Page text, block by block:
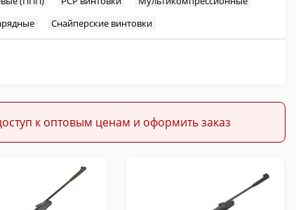
Снайперские винтовки
к оптовым ценам и оформить заказ